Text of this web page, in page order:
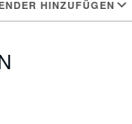
HINZUFÜGEN